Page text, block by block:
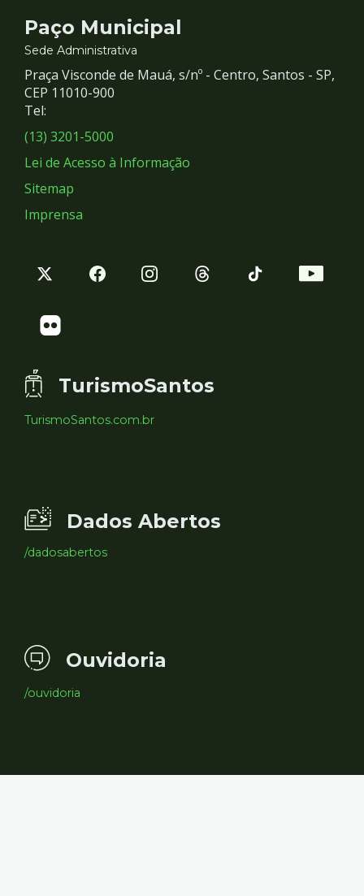
Contato
e
Redes
Sociais
Paço Municipal
Sede Administrativa
Praça Visconde de Mauá, s/nº - Centro, Santos - SP,
CEP 11010-900
Tel:
(13) 3201-5000
Lei de Acesso à Informação
Sitemap
Imprensa
TurismoSantos
TurismoSantos.com.br
Dados Abertos
/dadosabertos
Ouvidoria
/ouvidoria